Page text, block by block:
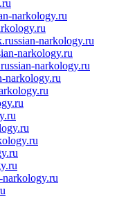
narkology.ru
narkology.ru
narkology.ru
narkology.ru
narkology.ru
narkology.ru